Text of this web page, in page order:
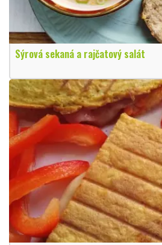
Sýrová sekaná a rajčatový salát